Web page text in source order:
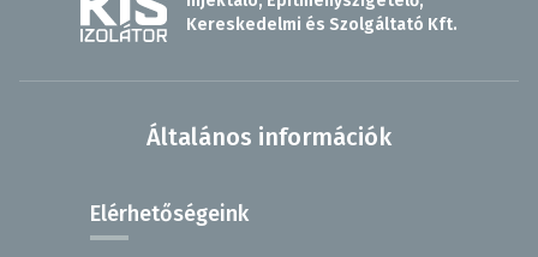
Kereskedelmi és Szolgáltató Kft.
Általános információk
Elérhetőségeink